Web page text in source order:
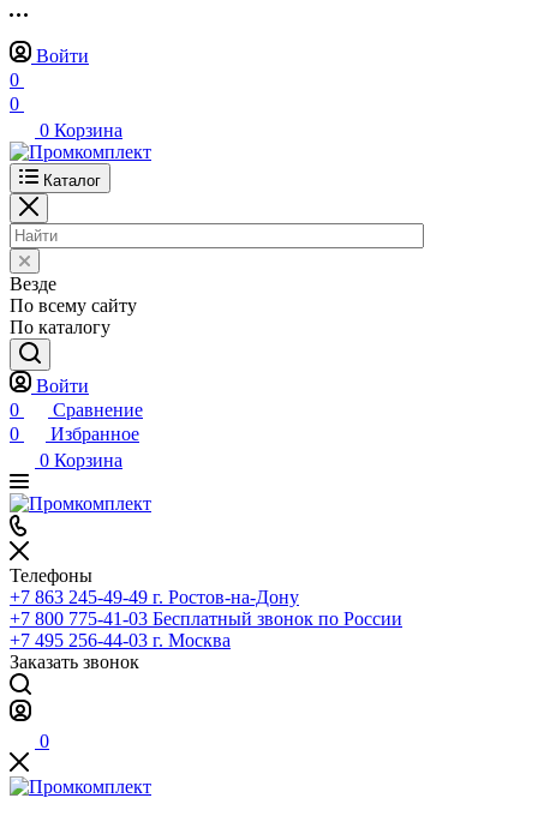
Войти
0
0
0 Корзина
Каталог
Везде
По всему сайту
По каталогу
Войти
0
Сравнение
0
Избранное
0 Корзина
Телефоны
+7 863 245-49-49 г. Ростов-на-Дону
+7 800 775-41-03 Бесплатный звонок по России
+7 495 256-44-03 г. Москва
Заказать звонок
0